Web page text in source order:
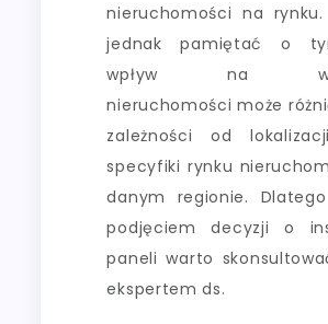
nieruchomości na
jednak pamiętać o
wpływ na
nieruchomości może
zależności od
specyfiki rynku
danym regionie.
podjęciem decyzji o
paneli warto
ekspertem ds.